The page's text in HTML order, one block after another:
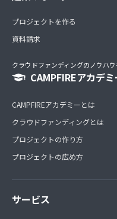
プロジェクトを作る
資料請求
クラウドファンディングのノウハ
CAMPFIREアカデミ
CAMPFIREアカデミーとは
クラウドファンディングとは
プロジェクトの作り方
プロジェクトの広め方
サービス